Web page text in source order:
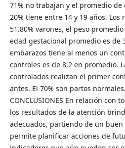
71% no trabajan y el promedio de
20% tiene entre 14 y 19 años. Los
51.80% varones, el peso
edad gestacional promedio es de
embarazos tiene al menos un
controles es de 8,2 en promedio.
controlados realizan el primer
antes. El 70% son partos
CONCLUSIONES En relación con
los resultados de la atención
adecuados, partiendo de un
permite planificar acciones de